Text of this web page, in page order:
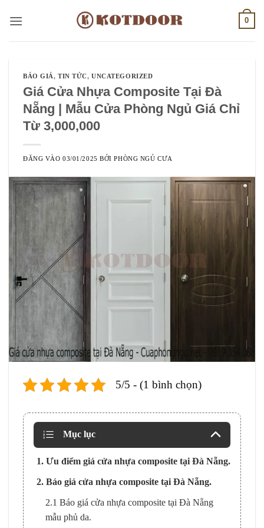
qua
0
BÁO GIÁ,TIN TỨC,UNCATEGORIZED
Giá Cửa Nhựa Composite Tại Đà
Nẵng | Mẫu Cửa Phòng Ngủ Giá Chỉ
Từ 3,000,000
ĐĂNG VÀO03/01/2025 BỞIPHÒNG NGỦ CƯA
5/5 - (1 bình chọn)
Mục lục
1. Ưu điểm giá cửa nhựa composite tại Đà Nẵng.
2. Báo giá cửa nhựa composite tại Đà Nẵng.
2.1 Báo giá cửa nhựa composite tại Đà Nẵng
mẫu phủ da.